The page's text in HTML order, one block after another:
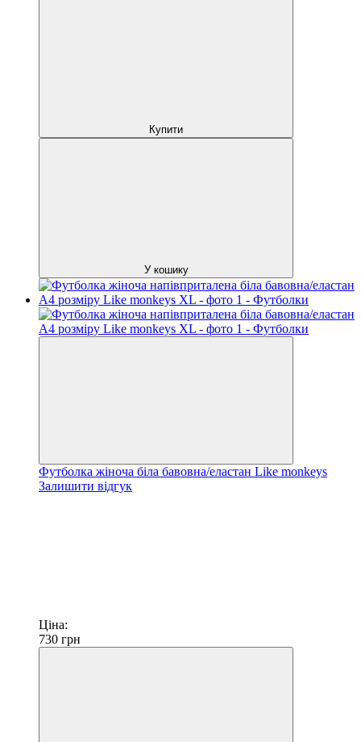
Купити
У кошику
Футболка жіноча біла бавовна/еластан Like monkeys
Залишити відгук
Ціна:
730 грн